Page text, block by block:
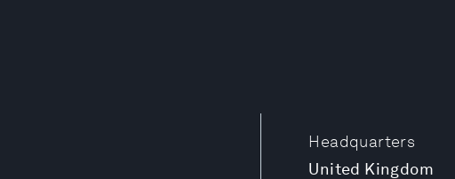
Headquarters
United Kingdom